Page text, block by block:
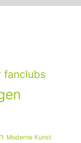
fanclubs
Moderne Kunst